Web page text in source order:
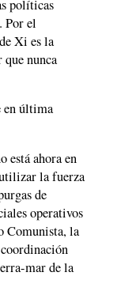
políticas
Por el
Xi es la
nunca
en última
está ahora en
la fuerza
de
operativos
Comunista, la
mar de la